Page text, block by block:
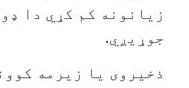
زیانونه کم کړي دا
جوړیږي.
ذخیروی یا زیرمه